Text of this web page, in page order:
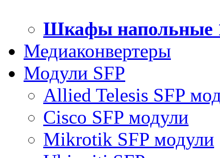
Шкафы напольные
Медиаконвертеры
Модули SFP
Allied Telesis SFP
Cisco SFP модули
Mikrotik SFP модули